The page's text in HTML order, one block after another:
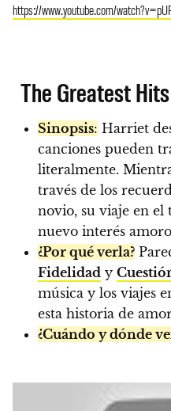
https://www.youtube.com/
The Greatest Hits
Sinopsis: Harriet
canciones pueden
literalmente.
través de los
novio, su viaje en
nuevo interés
¿Por qué verla?
Fidelidad y
música y los viajes
esta historia de
¿Cuándo y dónde